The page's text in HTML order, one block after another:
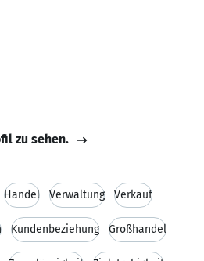
zu sehen.
Handel Verwaltung Verkauf
Kundenbeziehung Großhandel